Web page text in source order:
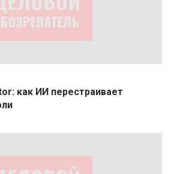
как ИИ перестраивает